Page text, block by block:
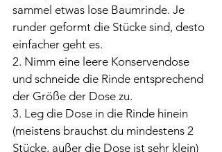
sammel etwas lose Baumrinde. Je
runder geformt die Stücke sind, desto
einfacher geht es.
2. Nimm eine leere Konservendose
und schneide die Rinde entsprechend
der Größe der Dose zu.
3. Leg die Dose in die Rinde hinein
(meistens brauchst du mindestens 2
Stücke, außer die Dose ist sehr klein)